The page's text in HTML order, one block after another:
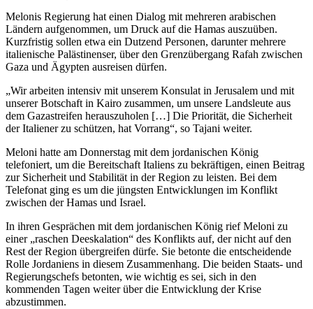
Melonis Regierung hat einen Dialog mit mehreren arabischen
Ländern aufgenommen, um Druck auf die Hamas auszuüben.
Kurzfristig sollen etwa ein Dutzend Personen, darunter mehrere
italienische Palästinenser, über den Grenzübergang Rafah zwischen
Gaza und Ägypten ausreisen dürfen.
„Wir arbeiten intensiv mit unserem Konsulat in Jerusalem und mit
unserer Botschaft in Kairo zusammen, um unsere Landsleute aus
dem Gazastreifen herauszuholen […] Die Priorität, die Sicherheit
der Italiener zu schützen, hat Vorrang“, so Tajani weiter.
Meloni hatte am Donnerstag mit dem jordanischen König
telefoniert, um die Bereitschaft Italiens zu bekräftigen, einen Beitrag
zur Sicherheit und Stabilität in der Region zu leisten. Bei dem
Telefonat ging es um die jüngsten Entwicklungen im Konflikt
zwischen der Hamas und Israel.
In ihren Gesprächen mit dem jordanischen König rief Meloni zu
einer „raschen Deeskalation“ des Konflikts auf, der nicht auf den
Rest der Region übergreifen dürfe. Sie betonte die entscheidende
Rolle Jordaniens in diesem Zusammenhang. Die beiden Staats- und
Regierungschefs betonten, wie wichtig es sei, sich in den
kommenden Tagen weiter über die Entwicklung der Krise
abzustimmen.